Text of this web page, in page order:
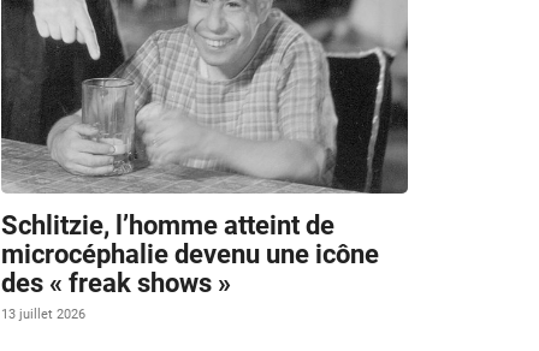
Schlitzie, l’homme atteint de
microcéphalie devenu une icône
des « freak shows »
13 juillet 2026